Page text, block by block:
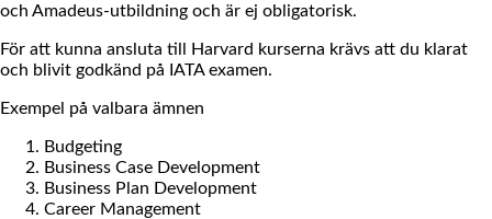
och Amadeus-utbildning och är ej obligatorisk.
För att kunna ansluta till Harvard kurserna krävs att du klarat
och blivit godkänd på IATA examen.
Exempel på valbara ämnen
Budgeting
Business Case Development
Business Plan Development
Career Management